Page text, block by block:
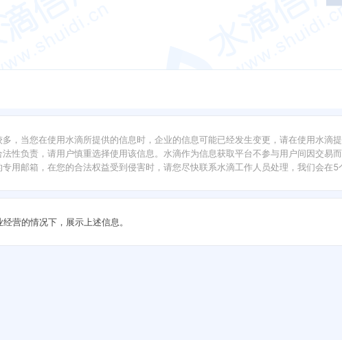
，当您在使用水滴所提供的信息时，企业的信息可能已经发生变更，请在使用水滴
性负责，请用户慎重选择使用该信息。水滴作为信息获取平台不参与用户间因交易
专用邮箱，在您的合法权益受到侵害时，请您尽快联系水滴工作人员处理，我们会在
营的情况下，展示上述信息。